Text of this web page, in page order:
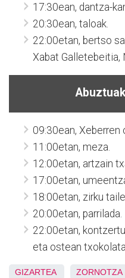
17:30ean, dantza-
20:30ean, taloak.
22:00etan, bertso
Xabat Galletebeitia,
09:30ean,
11:00etan, meza.
12:00etan, artzain
17:00etan,
18:00etan, zirku
20:00etan, parrilada.
22:00etan,
eta ostean
GIZARTEA ZORNOTZA